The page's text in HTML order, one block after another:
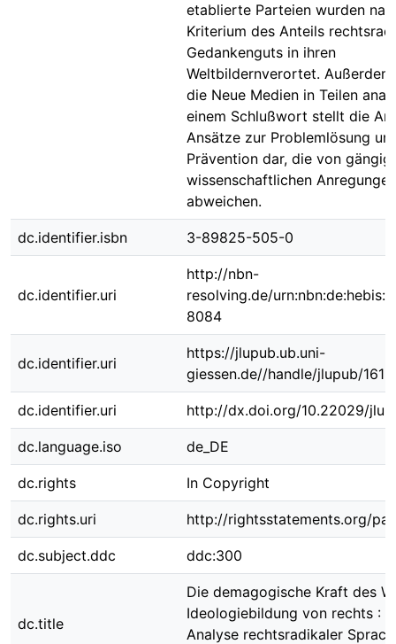
etablierte Parteien wurden
Kriterium des Anteils
Gedankenguts in ihren
Weltbildernverortet.
die Neue Medien in Teilen
einem Schlußwort stellt die
Ansätze zur Problemlösung
Prävention dar, die von
wissenschaftlichen
abweichen.
dc.identifier.isbn 3-89825-505-0
dc.identifier.uri
http://nbn-
resolving.de/
8084
dc.identifier.uri
https://jlupub.ub.uni-
giessen.de//handle/jlupub/
dc.identifier.uri http://dx.doi.org/10.22029/
dc.language.iso de_DE
dc.rights In Copyright
dc.rights.uri http://rightsstatements.org/
dc.subject.ddc ddc:300
dc.title
Die demagogische Kraft des
Ideologiebildung von rechts :
Analyse rechtsradikaler